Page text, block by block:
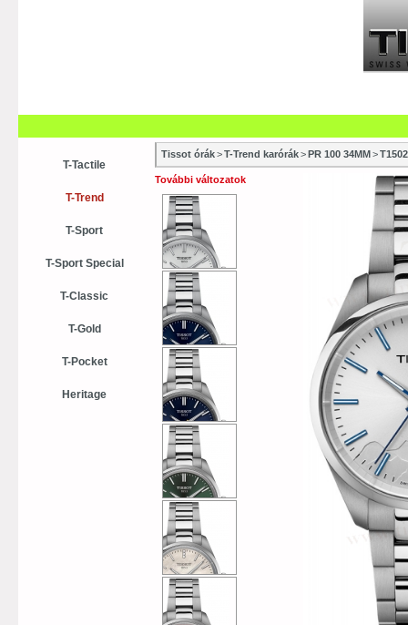
T-Tactile
T-Trend
T-Sport
T-Sport Special
T-Classic
T-Gold
T-Pocket
Heritage
Tissot órák>T-Trend karórák>PR 100 34MM>
További változatok